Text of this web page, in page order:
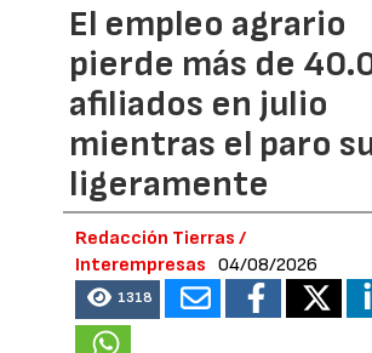
El empleo agrario
pierde más de
afiliados en julio
mientras el paro
ligeramente
Redacción Tierras /
Interempresas
04/08/2026
1318